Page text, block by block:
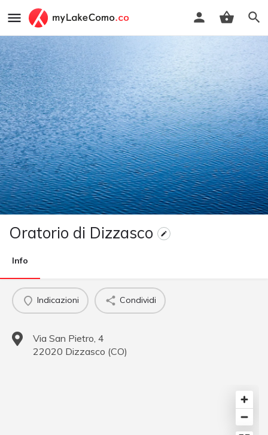
Oratorio di Dizzasco
Info
Indicazioni Condividi
Via San Pietro, 4
22020 Dizzasco (CO)